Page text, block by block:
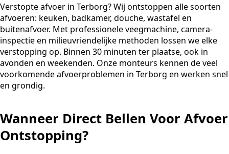
Verstopte afvoer in Terborg? Wij ontstoppen alle soorten
afvoeren: keuken, badkamer, douche, wastafel en
buitenafvoer. Met professionele veegmachine, camera-
inspectie en milieuvriendelijke methoden lossen we elke
verstopping op. Binnen 30 minuten ter plaatse, ook in
avonden en weekenden. Onze monteurs kennen de veel
voorkomende afvoerproblemen in Terborg en werken snel
en grondig.
Wanneer Direct Bellen Voor Afvoer
Ontstopping?